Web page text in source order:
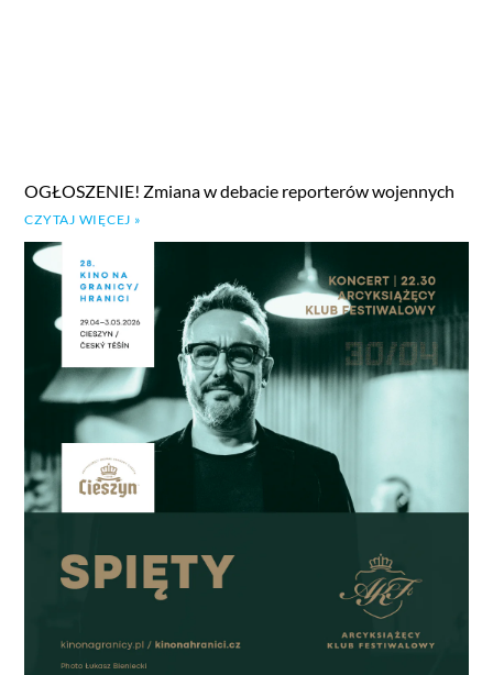
OGŁOSZENIE! Zmiana w debacie reporterów wojennych
CZYTAJ WIĘCEJ »